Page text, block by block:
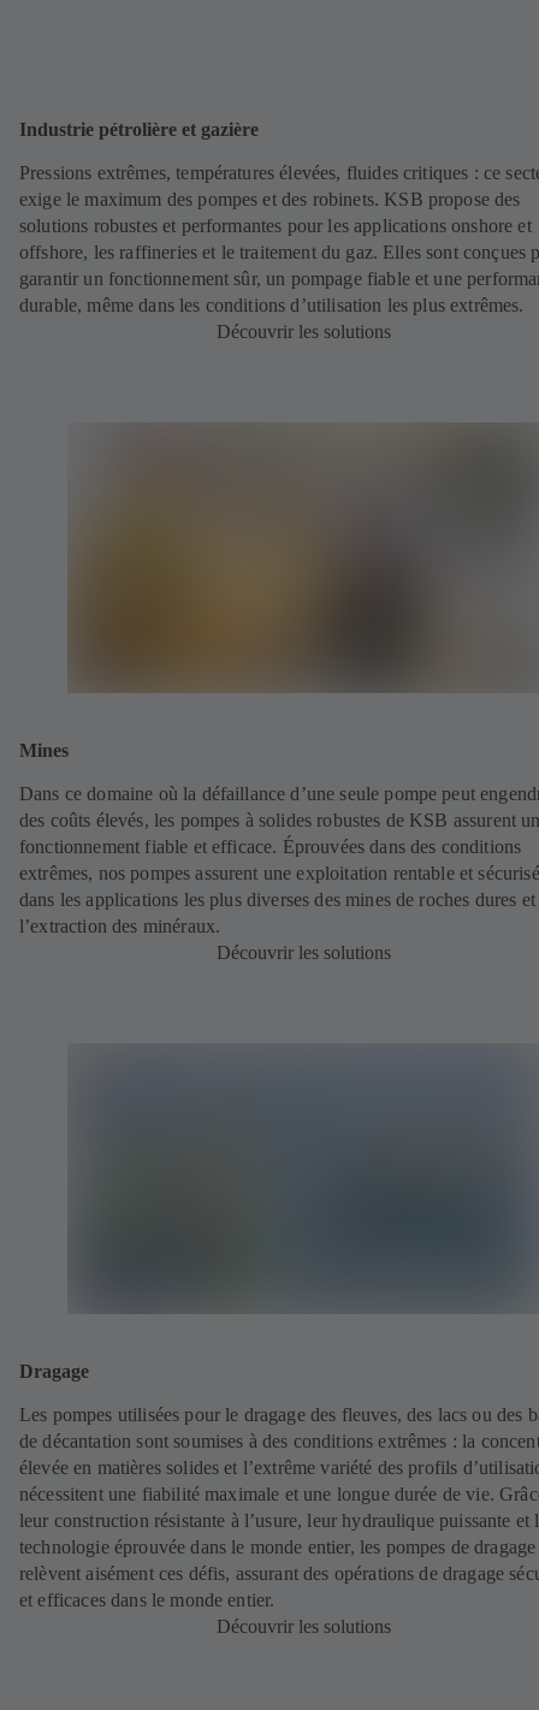
Industrie pétrolière et gazière
Pressions extrêmes, températures élevées, fluides critiques : ce
exige le maximum des pompes et des robinets. KSB propose des
solutions robustes et performantes pour les applications onshore et
offshore, les raffineries et le traitement du gaz. Elles sont conçues
garantir un fonctionnement sûr, un pompage fiable et une
durable, même dans les conditions d’utilisation les plus extrêmes.
Découvrir les solutions
Mines
Dans ce domaine où la défaillance d’une seule pompe peut
des coûts élevés, les pompes à solides robustes de KSB assurent
fonctionnement fiable et efficace. Éprouvées dans des conditions
extrêmes, nos pompes assurent une exploitation rentable et
dans les applications les plus diverses des mines de roches dures et
l’extraction des minéraux.
Découvrir les solutions
Dragage
Les pompes utilisées pour le dragage des fleuves, des lacs ou des
de décantation sont soumises à des conditions extrêmes : la
élevée en matières solides et l’extrême variété des profils
nécessitent une fiabilité maximale et une longue durée de vie.
leur construction résistante à l’usure, leur hydraulique puissante et
technologie éprouvée dans le monde entier, les pompes de
relèvent aisément ces défis, assurant des opérations de dragage
et efficaces dans le monde entier.
Découvrir les solutions